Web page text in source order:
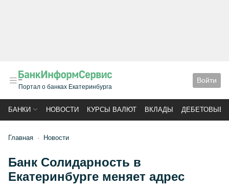
Портал о банках Екатеринбурга
Войти
БАНКИ НОВОСТИ КУРСЫ ВАЛЮТ ВКЛАДЫ ДЕБЕТОВЫЕ
Главная Новости
Банк Солидарность в
Екатеринбурге меняет адрес